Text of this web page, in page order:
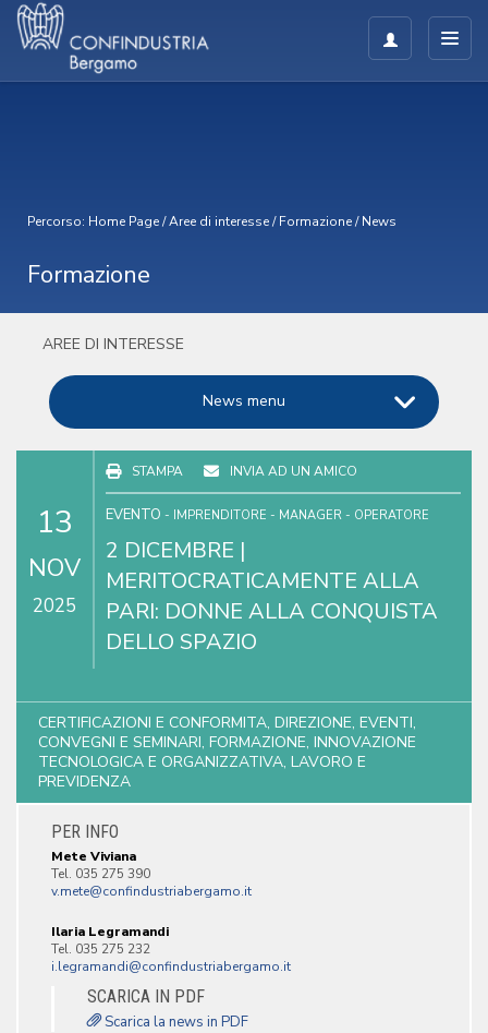
Percorso: Home Page/Aree di interesse/Formazione/News
Formazione
AREE DI INTERESSE
News menu
13
NOV
2025
STAMPA INVIA AD UN AMICO
EVENTO - IMPRENDITORE - MANAGER - OPERATORE
2 DICEMBRE |
MERITOCRATICAMENTE ALLA
PARI: DONNE ALLA CONQUISTA
DELLO SPAZIO
CERTIFICAZIONI E CONFORMITA, DIREZIONE, EVENTI,
CONVEGNI E SEMINARI, FORMAZIONE, INNOVAZIONE
TECNOLOGICA E ORGANIZZATIVA, LAVORO E
PREVIDENZA
PER INFO
Mete Viviana
Tel. 035 275 390
Ilaria Legramandi
Tel. 035 275 232
SCARICA IN PDF
Scarica la news in PDF